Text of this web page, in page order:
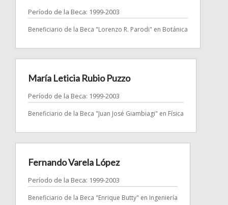
Período de la Beca: 1999-2003
Beneficiario de la Beca "Lorenzo R. Parodi" en Botánica
María Leticia Rubio Puzzo
Período de la Beca: 1999-2003
Beneficiario de la Beca "Juan José Giambiagi" en Física
Fernando Varela López
Período de la Beca: 1999-2003
Beneficiario de la Beca "Enrique Butty" en Ingeniería